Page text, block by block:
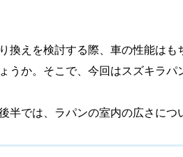
換えを検討する際、車の性能は
うか。そこで、今回はスズキラパ
半では、ラパンの室内の広さにつ